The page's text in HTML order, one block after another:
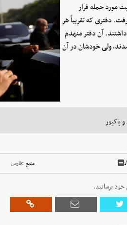
مورد حمله قرار
دفتری که تقریباً هر
آن دفتر منهدم
ولی خودشان در آن
پاکپور
منبع :فارس
برسانید.